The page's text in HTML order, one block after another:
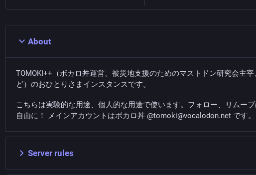
About
TOMOKI++（ボカロ丼運営、被災地支援のためのマストドン研究会主宰
ど）のおひとりさまインスタンスです。
こちらは実験的な用途、個人的な用途で使います。フォロー、リムー
自由に！ メインアカウントはボカロ丼 @tomoki@vocalodon.net です。
Server rules